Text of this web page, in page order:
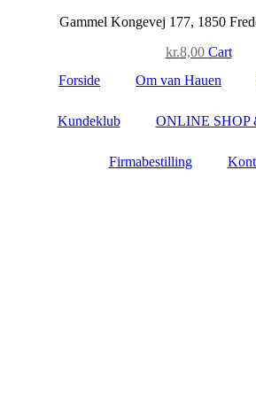
Gammel Kongevej 177, 1850
kr.8,00 Cart
Forside
Om van Hauen
Kundeklub ONLINE SHOP
Firmabestilling